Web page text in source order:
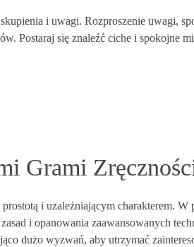
i uwagi. Rozproszenie uwagi,
Postaraj się znaleźć ciche i spokojne
Grami
i uzależniającym charakterem. W
i opanowania zaawansowanych
dużo wyzwań, aby utrzymać